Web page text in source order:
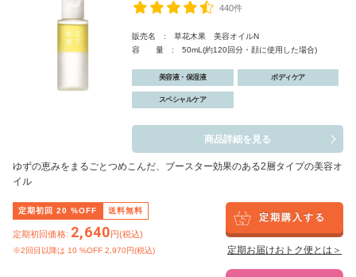
440件
販売名 : 草花木果 美容オイルN
容 量 : 50mL(約120回分・顔に使用した場合)
美容液・保湿液 ボディケア
スペシャルケア
商品詳細を見る
ゆずの恵みをまるごとつめこんだ、ブースター効果のある2層タイプの美容オ
イル
定期初回 20 %OFF 送料無料
定期初回価格: 2,640円(税込)
※2回目以降は 10 %OFF 2,970円(税込)
定期購入する
定期お届けおトク便とは＞